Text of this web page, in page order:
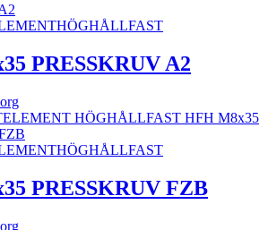
HÖGHÅLLFAST
PRESSKRUV A2
HÖGHÅLLFAST
PRESSKRUV FZB